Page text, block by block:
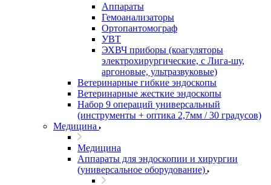
Аппараты
Гемоанализаторы
Ортопантомограф
УВТ
ЭХВЧ приборы (коагуляторы
электрохирургические, с Лига-шу,
аргоновые, ультразвуковые)
Ветеринарные гибкие эндоскопы
Ветеринарные жесткие эндоскопы
Набор 9 операций универсальный
(инструменты + оптика 2,7мм / 30 градусов)
Медицина
Медицина
Аппараты для эндоскопии и хирургии
(универсальное оборудование)